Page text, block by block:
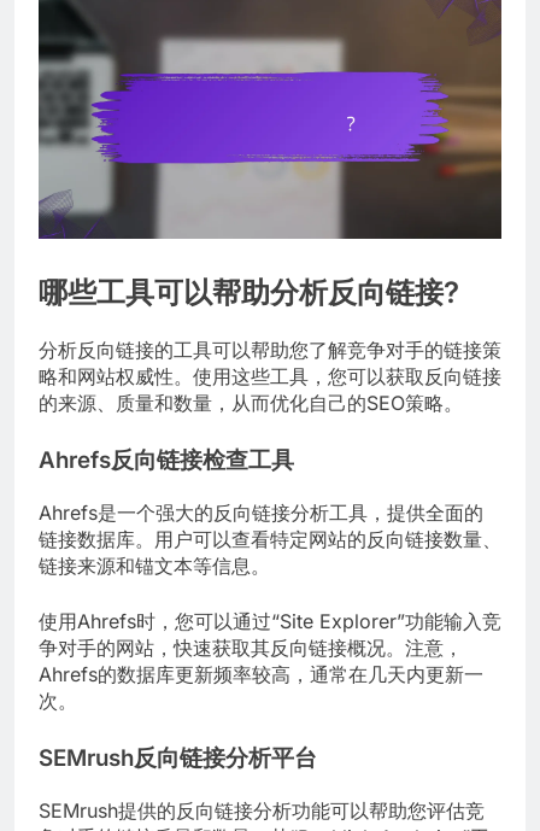
哪些工具可以帮助分析反向链接?
分析反向链接的工具可以帮助您了解竞争对手的链接策
略和网站权威性。使用这些工具，您可以获取反向链接
的来源、质量和数量，从而优化自己的SEO策略。
Ahrefs反向链接检查工具
Ahrefs是一个强大的反向链接分析工具，提供全面的
链接数据库。用户可以查看特定网站的反向链接数量、
链接来源和锚文本等信息。
使用Ahrefs时，您可以通过“Site Explorer”功能输入竞
争对手的网站，快速获取其反向链接概况。注意，
Ahrefs的数据库更新频率较高，通常在几天内更新一
次。
SEMrush反向链接分析平台
SEMrush提供的反向链接分析功能可以帮助您评估竞